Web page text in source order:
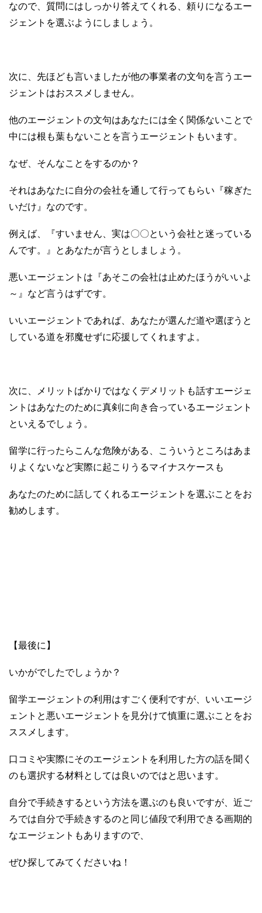
なので、質問にはしっかり答えてくれる、頼りになるエー
ジェントを選ぶようにしましょう。
次に、先ほども言いましたが他の事業者の文句を言うエー
ジェントはおススメしません。
他のエージェントの文句はあなたには全く関係ないことで
中には根も葉もないことを言うエージェントもいます。
なぜ、そんなことをするのか？
それはあなたに自分の会社を通して行ってもらい『稼ぎた
いだけ』なのです。
例えば、『すいません、実は〇〇という会社と迷っている
んです。』とあなたが言うとしましょう。
悪いエージェントは『あそこの会社は止めたほうがいいよ
～』など言うはずです。
いいエージェントであれば、あなたが選んだ道や選ぼうと
している道を邪魔せずに応援してくれますよ。
次に、メリットばかりではなくデメリットも話すエージェ
ントはあなたのために真剣に向き合っているエージェント
といえるでしょう。
留学に行ったらこんな危険がある、こういうところはあま
りよくないなど実際に起こりうるマイナスケースも
あなたのために話してくれるエージェントを選ぶことをお
勧めします。
【最後に】
いかがでしたでしょうか？
留学エージェントの利用はすごく便利ですが、いいエージ
ェントと悪いエージェントを見分けて慎重に選ぶことをお
ススメします。
口コミや実際にそのエージェントを利用した方の話を聞く
のも選択する材料としては良いのではと思います。
自分で手続きするという方法を選ぶのも良いですが、近ご
ろでは自分で手続きするのと同じ値段で利用できる画期的
なエージェントもありますので、
ぜひ探してみてくださいね！